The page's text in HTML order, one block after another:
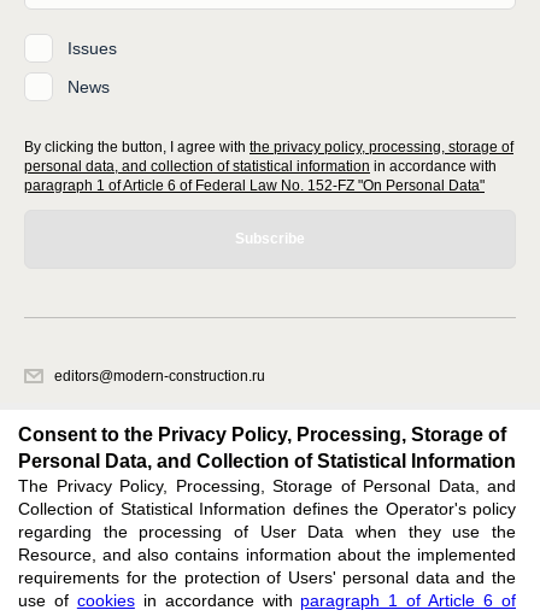
Issues
News
By clicking the button, I agree with the privacy policy, processing, storage of
personal data, and collection of statistical information in accordance with
paragraph 1 of Article 6 of Federal Law No. 152-FZ "On Personal Data"
Subscribe
editors@modern-construction.ru
1.
Feedback
Consent to the Privacy Policy, Processing, Storage of
Personal Data, and Collection of Statistical Information
The Privacy Policy, Processing, Storage of Personal Data, and
Collection of Statistical Information defines the Operator's policy
regarding the processing of User Data when they use the
Resource, and also contains information about the implemented
requirements for the protection of Users' personal data and the
use of cookiesin accordance with paragraph 1 of Article 6 of